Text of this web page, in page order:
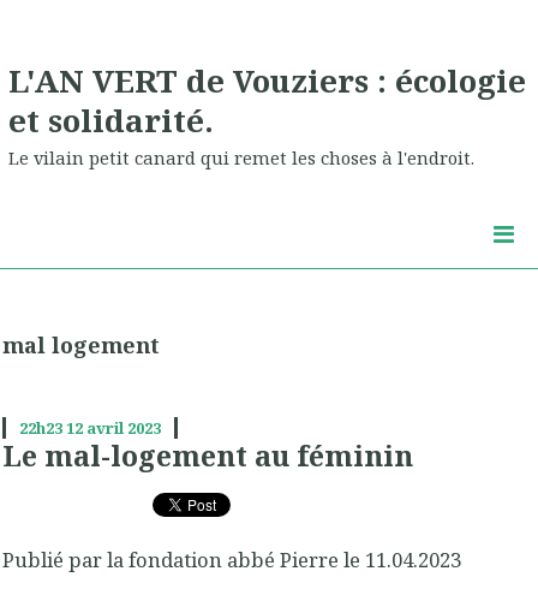
L'AN VERT de Vouziers : écologie
et solidarité.
Le vilain petit canard qui remet les choses à l'endroit.
mal logement
22h2312 avril 2023
Le mal-logement au féminin
Publié par la fondation abbé Pierre le 11.04.2023